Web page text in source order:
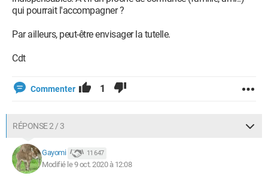
qui pourrait l'accompagner ?
Par ailleurs, peut-être envisager la tutelle.
Cdt
Commenter 1
RÉPONSE 2 / 3
Gayomi 11 647
Modifié le 9 oct. 2020 à 12:08